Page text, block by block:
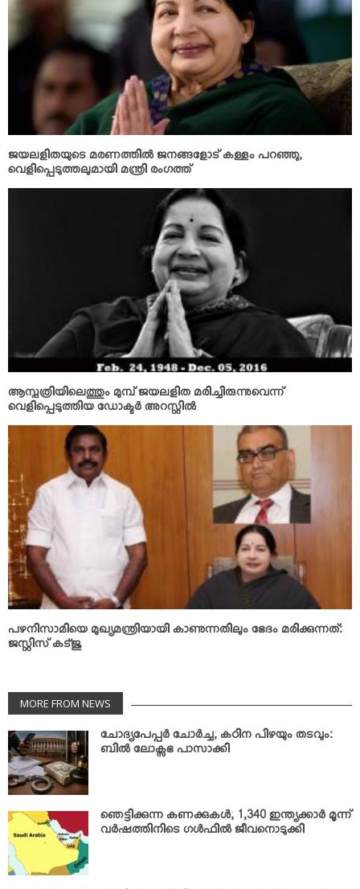
ജയലളിതയുടെ മരണത്തില്‍ ജനങ്ങളോട് കള്ളം പറഞ്ഞു;
വെളിപ്പെടുത്തലുമായി മന്ത്രി രംഗത്ത്
ആസ്പത്രിയിലെത്തും മുമ്പ് ജയലളിത മരിച്ചിരുന്നുവെന്ന്
വെളിപ്പെടുത്തിയ ഡോക്ടര്‍ അറസ്റ്റില്‍
പഴനിസാമിയെ മുഖ്യമന്ത്രിയായി കാണുന്നതിലും ഭേദം മരിക്കുന്നത്:
ജസ്റ്റിസ് കട്ജു
MORE FROM NEWS
ചോദ്യപേപ്പര്‍ ചോര്‍ച്ച; കഠിന പിഴയും തടവും:
ബില്‍ ലോക്സഭ പാസാക്കി
ഞെട്ടിക്കുന്ന കണക്കുകള്‍; 1,340 ഇന്ത്യക്കാര്‍ മൂന്ന്
വര്‍ഷത്തിനിടെ ഗള്‍ഫില്‍ ജീവനൊടുക്കി